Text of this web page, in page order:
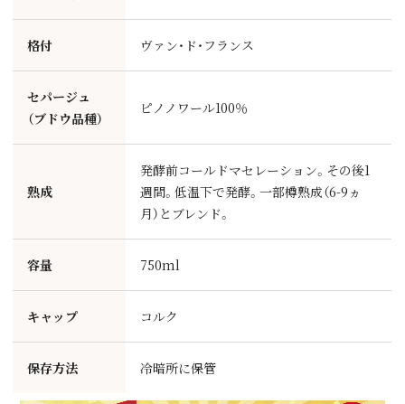
格付 ヴァン・ド・フランス
セパージュ
（ブドウ品種）
ピノノワール100％
熟成
発酵前コールドマセレーション。その後1
週間。低温下で発酵。一部樽熟成（6-9ヵ
月）とブレンド。
容量 750ml
キャップ コルク
保存方法 冷暗所に保管